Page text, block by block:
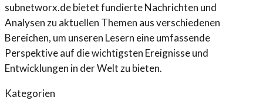
subnetworx.de bietet fundierte Nachrichten und
Analysen zu aktuellen Themen aus verschiedenen
Bereichen, um unseren Lesern eine umfassende
Perspektive auf die wichtigsten Ereignisse und
Entwicklungen in der Welt zu bieten.
Kategorien